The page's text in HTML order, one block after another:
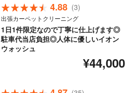
4.88 (3)
出張カーペットクリーニング
1日1件限定なので丁寧に仕上げます◎
駐車代当店負担◎人体に優しいイオン
ウォッシュ
¥44,000